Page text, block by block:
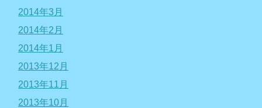
2014年3月
2014年2月
2014年1月
2013年12月
2013年11月
2013年10月